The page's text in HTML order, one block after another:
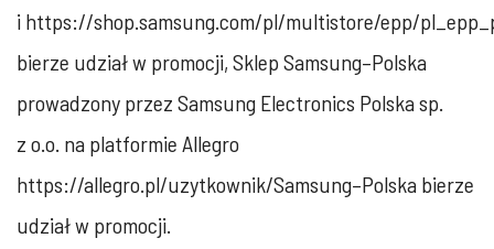
i https://shop.samsung.com/pl/multistore/epp/
bierze udział w promocji, Sklep Samsung–Polska
prowadzony przez Samsung Electronics Polska sp.
z o.o. na platformie Allegro
https://allegro.pl/uzytkownik/Samsung–Polska bierze
udział w promocji.